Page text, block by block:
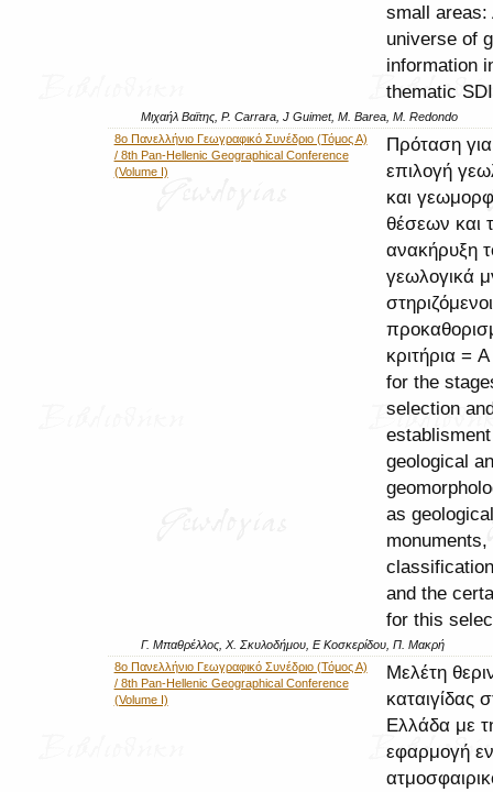
small areas:
universe of
information
thematic SDI
Μιχαήλ Βαϊτης, P. Carrara, J Guimet, M. Barea, M. Redondo
8ο Πανελλήνιο Γεωγραφικό Συνέδριο (Τόμος Α)
/ 8th Pan-Hellenic Geographical Conference
(Volume I)
Πρόταση
επιλογή
και
θέσεων και
ανακήρυξη
γεωλογικά
κριτήρια =
for the
selection
establisment
geological
as geological
monuments,
and the
for this
Γ. Μπαθρέλλος, Χ. Σκυλοδήμου, Ε Κοσκερίδου, Π. Μακρή
8ο Πανελλήνιο Γεωγραφικό Συνέδριο (Τόμος Α)
/ 8th Pan-Hellenic Geographical Conference
(Volume I)
Μελέτη
καταιγίδας
Ελλάδα με
εφαρμογή